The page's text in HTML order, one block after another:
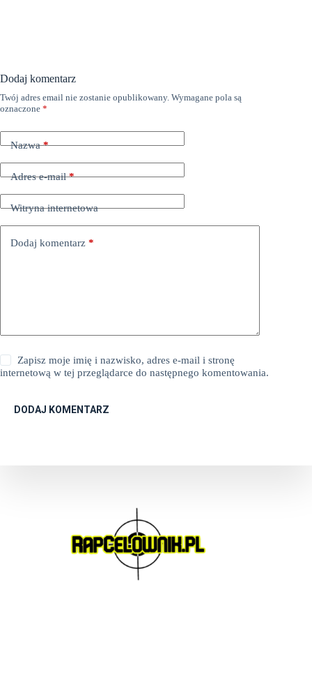
Dodaj komentarz
Twój adres email nie zostanie opublikowany. Wymagane pola są
oznaczone *
Nazwa*
Adres e-mail*
Witryna internetowa
Dodaj komentarz *
Zapisz moje imię i nazwisko, adres e-mail i stronę
internetową w tej przeglądarce do następnego komentowania.
DODAJ KOMENTARZ